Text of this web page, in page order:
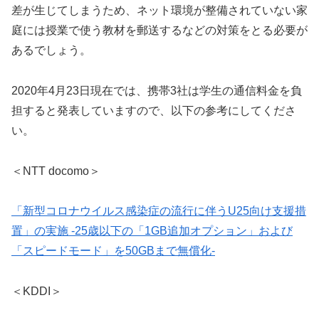
差が生じてしまうため、ネット環境が整備されていない家
庭には授業で使う教材を郵送するなどの対策をとる必要が
あるでしょう。
2020年4月23日現在では、携帯3社は学生の通信料金を負
担すると発表していますので、以下の参考にしてくださ
い。
＜NTT docomo＞
「新型コロナウイルス感染症の流行に伴うU25向け支援措
置」の実施 -25歳以下の「1GB追加オプション」および
「スピードモード」を50GBまで無償化-
＜KDDI＞